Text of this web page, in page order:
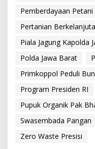
Pemberdayaan Petani
Pertanian
Piala Jagung Kapolda
Polda Jawa Barat
Primkoppol Peduli
Program Presiden RI
Pupuk Organik Pak
Swasembada Pangan
Zero Waste Presisi